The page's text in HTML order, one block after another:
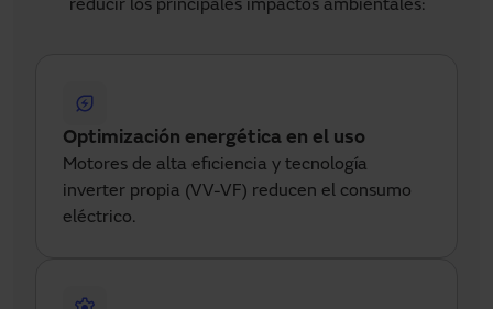
reducir los principales impactos ambientales:
Optimización energética en el uso
Motores de alta eficiencia y tecnología
inverter propia (VV-VF) reducen el consumo
eléctrico.